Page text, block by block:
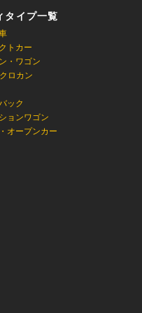
タイプ一覧
トカー
・ワゴン
ロカン
ック
ョンワゴン
オープンカー